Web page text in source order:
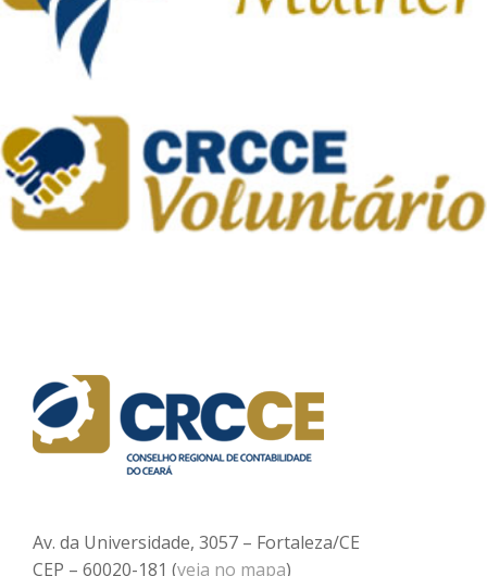
Av. da Universidade, 3057 – Fortaleza/CE
CEP – 60020-181 (veja no mapa)